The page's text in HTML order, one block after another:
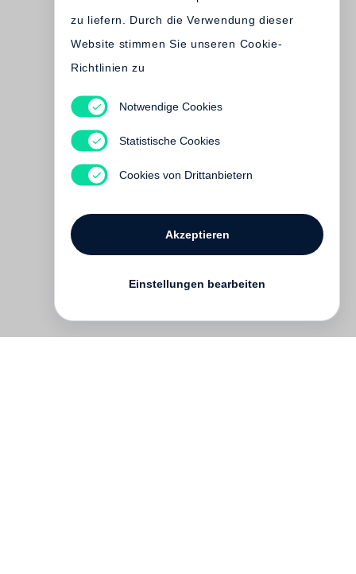
Walker Evans
Walker Evans: The Magazine
Work
Vergriffen
zu liefern. Durch die Verwendung dieser
Website stimmen Sie unseren Cookie-
Richtlinien zu
Notwendige Cookies
Statistische Cookies
Cookies von Drittanbietern
Akzeptieren
Einstellungen bearbeiten